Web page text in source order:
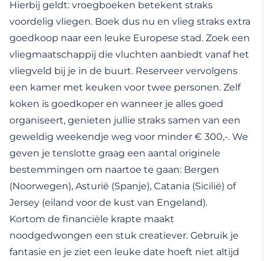
Hierbij geldt: vroegboeken betekent straks
voordelig vliegen. Boek dus nu en vlieg straks extra
goedkoop naar een leuke Europese stad. Zoek een
vliegmaatschappij die vluchten aanbiedt vanaf het
vliegveld bij je in de buurt. Reserveer vervolgens
een kamer met keuken voor twee personen. Zelf
koken is goedkoper en wanneer je alles goed
organiseert, genieten jullie straks samen van een
geweldig weekendje weg voor minder € 300,-. We
geven je tenslotte graag een aantal originele
bestemmingen om naartoe te gaan: Bergen
(Noorwegen), Asturië (Spanje), Catania (Sicilië) of
Jersey (eiland voor de kust van Engeland).
Kortom de financiële krapte maakt
noodgedwongen een stuk creatiever. Gebruik je
fantasie en je ziet een leuke date hoeft niet altijd